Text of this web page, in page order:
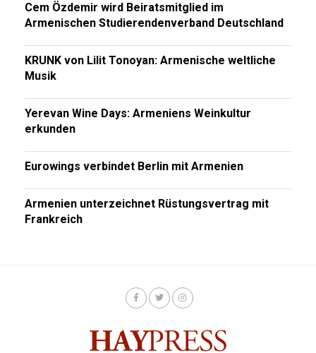
Cem Özdemir wird Beiratsmitglied im
Armenischen Studierendenverband Deutschland
KRUNK von Lilit Tonoyan: Armenische weltliche
Musik
Yerevan Wine Days: Armeniens Weinkultur
erkunden
Eurowings verbindet Berlin mit Armenien
Armenien unterzeichnet Rüstungsvertrag mit
Frankreich